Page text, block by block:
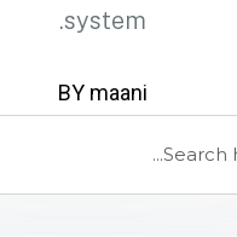
system.
BY maani